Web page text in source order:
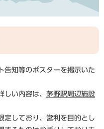
告知等のポスターを掲示いた
しい内容は、 茅野駅周辺施設
定しており、営利を目的とし